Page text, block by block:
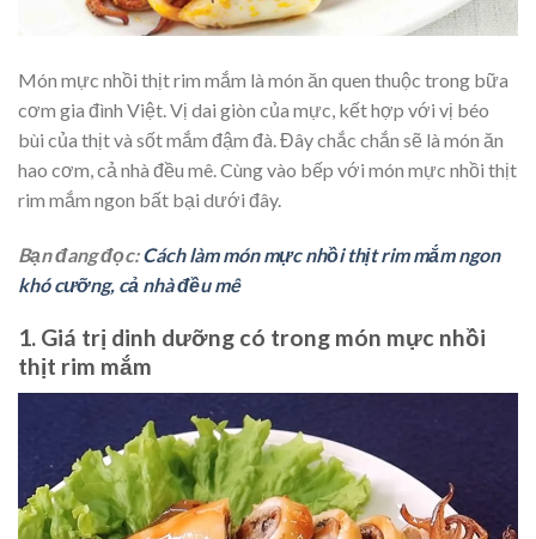
Món mực nhồi thịt rim mắm là món ăn quen thuộc trong bữa
cơm gia đình Việt. Vị dai giòn của mực, kết hợp với vị béo
bùi của thịt và sốt mắm đậm đà. Đây chắc chắn sẽ là món ăn
hao cơm, cả nhà đều mê. Cùng vào bếp với món mực nhồi thịt
rim mắm ngon bất bại dưới đây.
Bạn đang đọc:Cách làm món mực nhồi thịt rim mắm ngon
khó cưỡng, cả nhà đều mê
1. Giá trị dinh dưỡng có trong món mực nhồi
thịt rim mắm